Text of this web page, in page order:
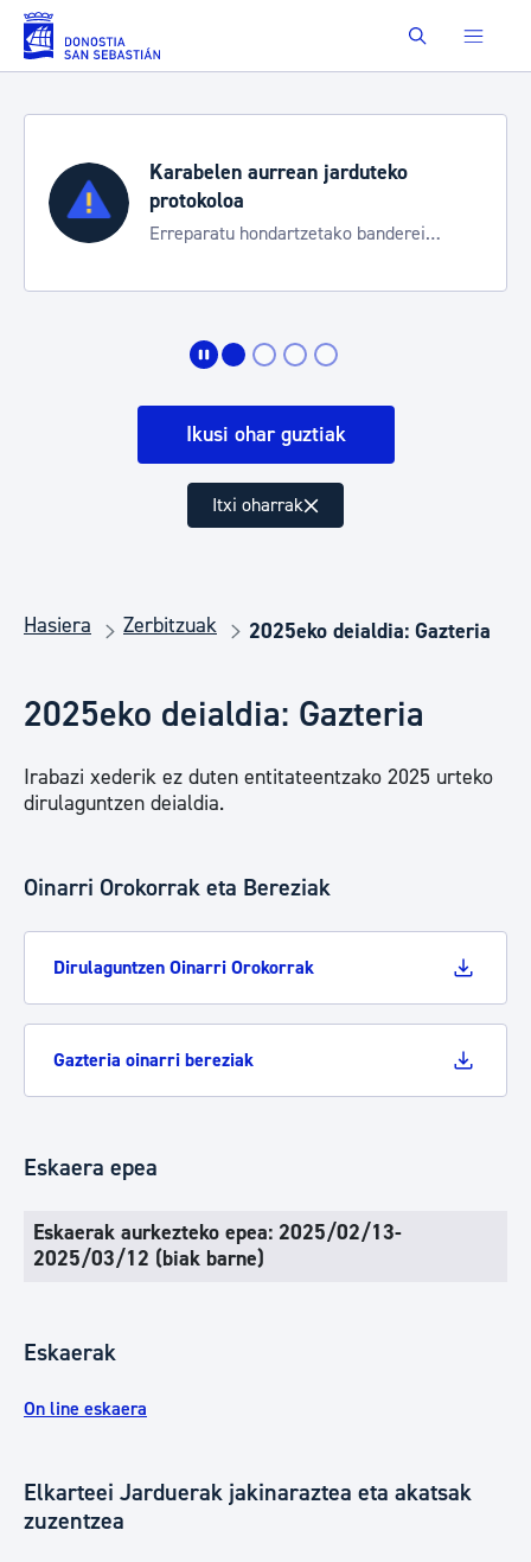
Eduki nagusira joan Buscar
Karabelen aurrean jarduteko
protokoloa
Erreparatu hondartzetako banderei
Ikusi ohar guztiak
Itxi oharrak
Hasiera Zerbitzuak 2025eko deialdia: Gazteria
2025eko deialdia: Gazteria
Irabazi xederik ez duten entitateentzako 2025 urteko
dirulaguntzen deialdia.
Oinarri Orokorrak eta Bereziak
Dirulaguntzen Oinarri Orokorrak
Gazteria oinarri bereziak
Eskaera epea
Eskaerak aurkezteko epea: 2025/02/13-
2025/03/12 (biak barne)
Eskaerak
On line eskaera
Elkarteei Jarduerak jakinaraztea eta akatsak
zuzentzea